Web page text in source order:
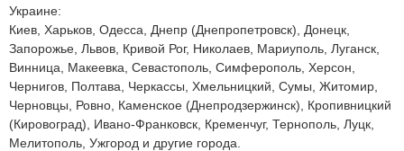
Украине:
Киев, Харьков, Одесса, Днепр (Днепропетровск), Донецк,
Запорожье, Львов, Кривой Рог, Николаев, Мариуполь, Луганск,
Винница, Макеевка, Севастополь, Симферополь, Херсон,
Чернигов, Полтава, Черкассы, Хмельницкий, Сумы, Житомир,
Черновцы, Ровно, Каменское (Днепродзержинск), Кропивницкий
(Кировоград), Ивано-Франковск, Кременчуг, Тернополь, Луцк,
Мелитополь, Ужгород и другие города.